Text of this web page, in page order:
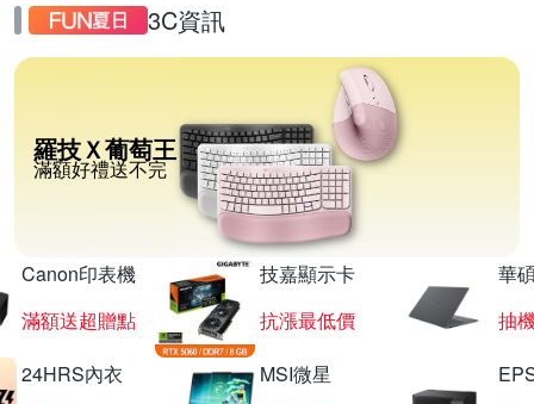
3C資訊
羅技Ｘ葡萄王
滿額好禮送不完
Canon印表機
滿額送超贈點
技嘉顯示卡
抗漲最低價
華
抽
24HRS內衣
MSI微星